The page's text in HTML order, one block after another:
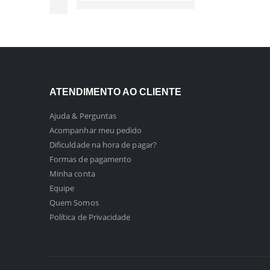
ATENDIMENTO AO CLIENTE
Ajuda & Perguntas
Acompanhar meu pedido
Dificuldade na hora de pagar?
Formas de pagamento
Minha conta
Equipe
Quem Somos
Política de Privacidade